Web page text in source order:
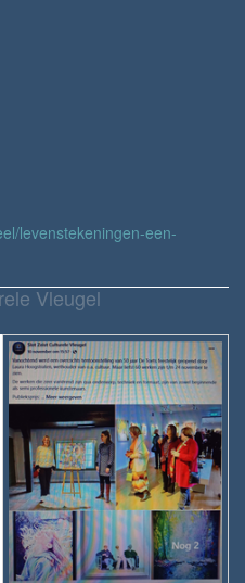
levenstekeningen-een-
Vleugel